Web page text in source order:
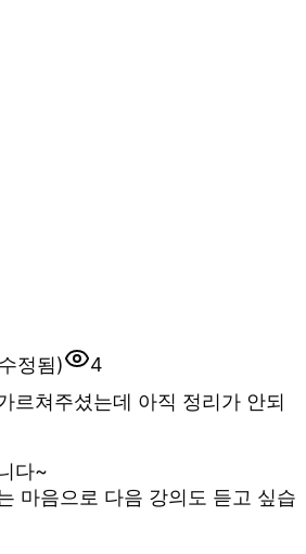
정됨)
4
르쳐주셨는데 아직 정리가 안되
다~
마음으로 다음 강의도 듣고 싶습